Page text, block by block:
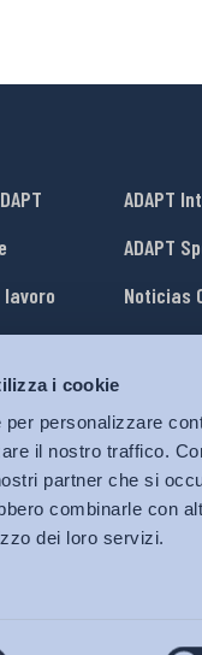
i cookie
personalizzare
il nostro traffico.
partner che si
combinarle con
dei loro servizi.
lavoro
ADAPT
ADAPT
Noticias
© 2026 Bollettino